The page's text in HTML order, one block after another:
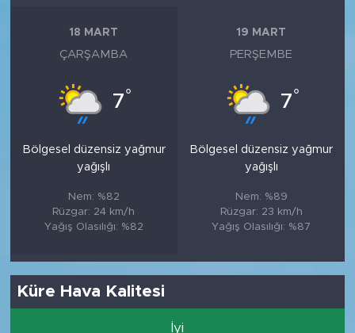
18 MART
ÇARŞAMBA
7°
Bölgesel düzensiz yağmur
yağışlı
Nem: %82
Rüzgar: 24 km/h
Yağış Olasılığı: %82
19 MART
PERŞEMBE
7°
Bölgesel düzensiz yağmur
yağışlı
Nem: %89
Rüzgar: 23 km/h
Yağış Olasılığı: %87
Küre Hava Kalitesi
İyi